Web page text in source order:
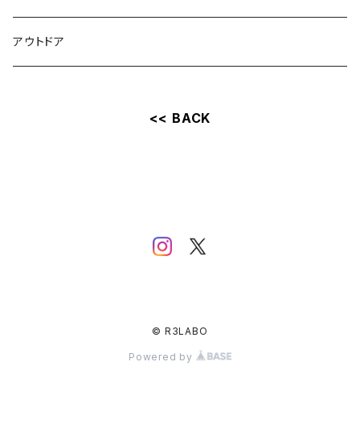
アウトドア
<< BACK
© R3LABO
Powered by